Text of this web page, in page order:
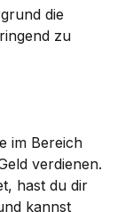
die
zu
im Bereich
verdienen.
hast du dir
kannst